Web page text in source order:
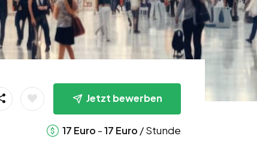
Jetzt bewerben
17 Euro -17 Euro / Stunde